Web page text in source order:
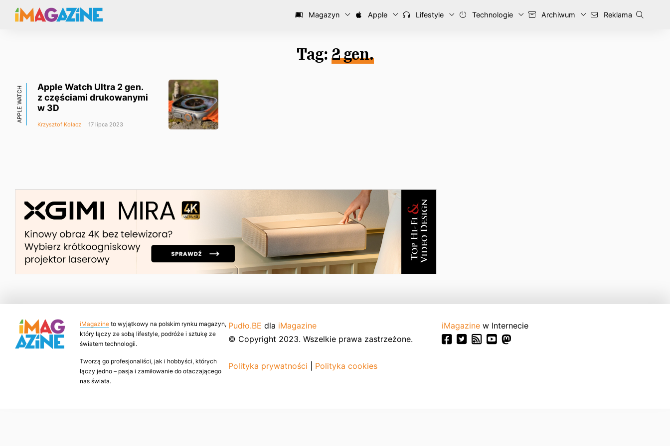
Magazyn Apple Lifestyle Technologie Archiwum Reklama
Tag: 2 gen.
APPLE WATCH
Apple Watch Ultra 2 gen.
z częściami drukowanymi
w 3D
Krzysztof Kołacz 17 lipca 2023
iMagazine to wyjątkowy na polskim rynku magazyn,
który łączy ze sobą lifestyle, podróże i sztukę ze
światem technologii.
Tworzą go profesjonaliści, jak i hobbyści, których
łączy jedno – pasja i zamiłowanie do otaczającego
nas świata.
Pudło.BE dla iMagazine
© Copyright 2023. Wszelkie prawa zastrzeżone.
Polityka prywatności Polityka cookies
iMagazine w Internecie